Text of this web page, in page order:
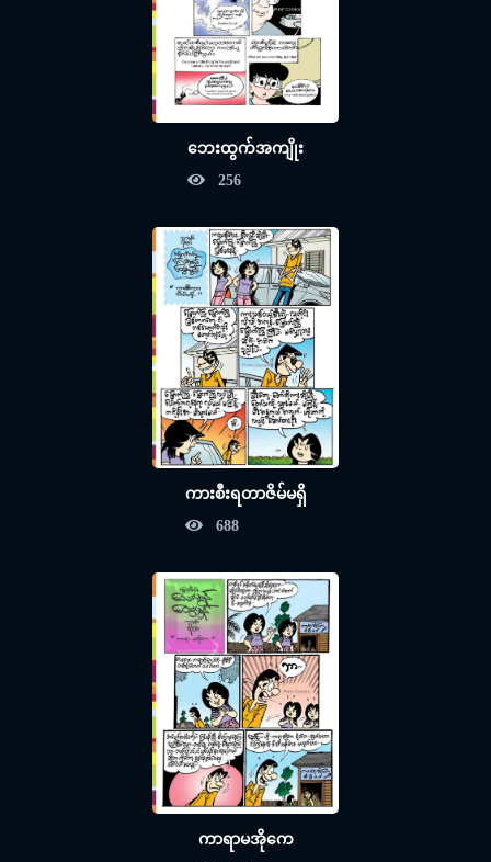
ဘေးထွက်အကျိုး
256
ကားစီးရတာဇိမ်မရှိ
688
ကာရာမအိုကေ